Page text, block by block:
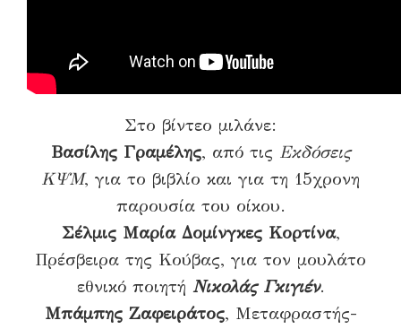
Στο βίντεο μιλάνε:
Βασίλης Γραμέλης, από τις Εκδόσεις
ΚΨΜ, για το βιβλίο και για τη 15χρονη
παρουσία του οίκου.
Σέλμις Μαρία Δομίνγκες Κορτίνα,
Πρέσβειρα της Κούβας, για τον μουλάτο
εθνικό ποιητή Νικολάς Γκιγιέν.
Μπάμπης Ζαφειράτος, Μεταφραστής-